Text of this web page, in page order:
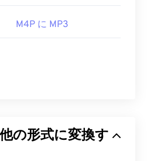
M4P に MP3
の形式に変換す